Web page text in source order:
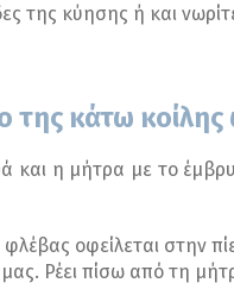
της κύησης ή και
της κάτω
η μήτρα με το
οφείλεται στην
Ρέει πίσω από τη